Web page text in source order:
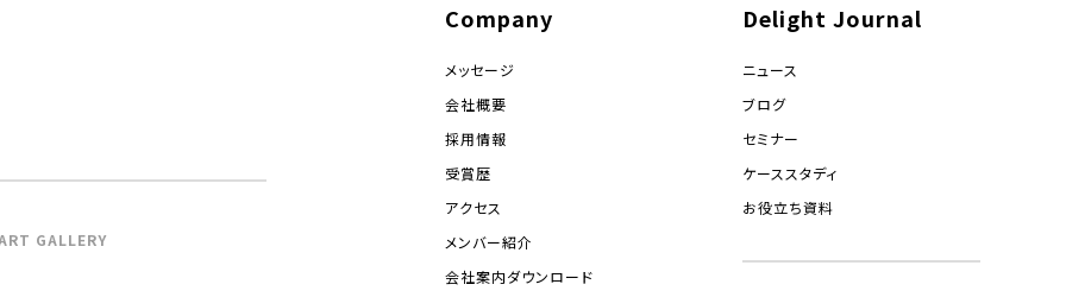
GALLERY
Company
メッセージ
会社概要
採用情報
受賞歴
アクセス
メンバー紹介
会社案内ダウンロード
Delight Journal
ニュース
ブログ
セミナー
ケーススタディ
お役立ち資料